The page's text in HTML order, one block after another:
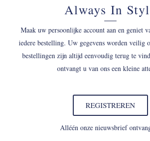
Always In
Maak uw persoonlijke account aan en geniet
iedere bestelling. Uw gegevens worden veilig
bestellingen zijn altijd eenvoudig terug te
ontvangt u van ons een kleine
REGISTREREN
Alléén onze nieuwsbrief